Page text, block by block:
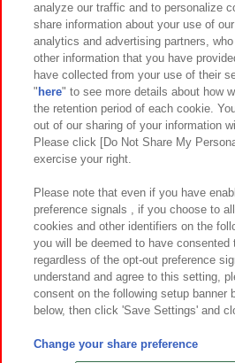
イベント・キャンペーン
関連会社 サステナビリティ
プライバシーポリシー ウェブアクセ
お取引先さまとともに
カスタマーハラスメント対応方針 よく
©Bandai Namco
©Bandai Namco
analyze our traffic and to personalize
share information about your use of
analytics and advertising partners,
other information that you have
have collected from your use of their
" here" to see more details about how
the retention period of each cookie.
out of our sharing of your information
Please click [Do Not Share My
exercise your right.
Please note that even if you have
preference signals , if you choose to
cookies and other identifiers on the
you will be deemed to have consented
regardless of the opt-out preference
understand and agree to this setting,
consent on the following setup banner
below, then click 'Save Settings' and
Change your share preference